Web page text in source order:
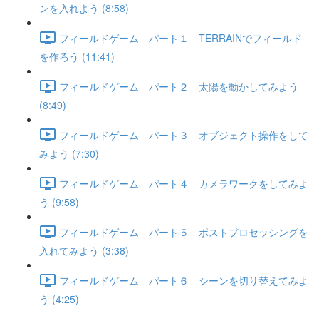
ンを入れよう (8:58)
フィールドゲーム パート１ TERRAINでフィールド
を作ろう (11:41)
フィールドゲーム パート２ 太陽を動かしてみよう
(8:49)
フィールドゲーム パート３ オブジェクト操作をして
みよう (7:30)
フィールドゲーム パート４ カメラワークをしてみよ
う (9:58)
フィールドゲーム パート５ ポストプロセッシングを
入れてみよう (3:38)
フィールドゲーム パート６ シーンを切り替えてみよ
う (4:25)